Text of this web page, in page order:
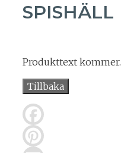
SPISHÄLL
Produkttext kommer.
Tillbaka